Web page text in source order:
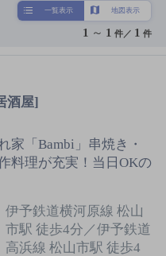
一覧表示 地図表示
1 ～ 1 件／ 1 件
酒屋]
家「Bambi」串焼き・
料理が充実！当日OKの
伊予鉄道横河原線 松山
市駅 徒歩4分／伊予鉄道
高浜線 松山市駅 徒歩4